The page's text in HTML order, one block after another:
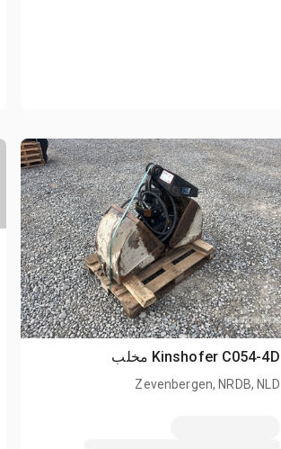
Kinshofer C054-4D مخلب
Zevenbergen, NRDB, NLD